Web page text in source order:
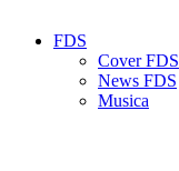
FDS
Cover FDS
News FDS
Musica